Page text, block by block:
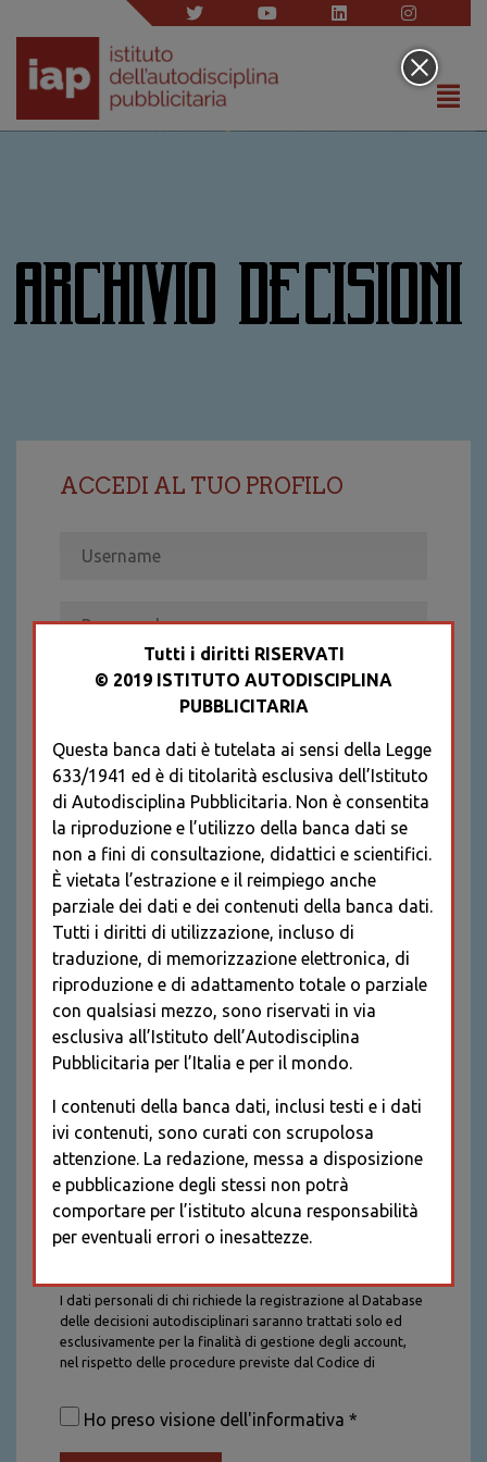
ARCHIVIO DECISIONI
ACCEDI AL TUO PROFILO
Recupera password
REGISTRATI
* I CAMPI CONTRASSEGNATI SONO
OBBLIGATORI
I dati personali di chi richiede la registrazione al Database
delle decisioni autodisciplinari saranno trattati solo ed
esclusivamente per la finalità di gestione degli account,
nel rispetto delle procedure previste dal Codice di
saranno trattati con tutte le cautele richieste dalla legge e
saranno conservati per la durata stabilita caso per caso
Ho preso visione dell'informativa *
Tutti i diritti RISERVATI
© 2019 ISTITUTO AUTODISCIPLINA
PUBBLICITARIA
Questa banca dati è tutelata ai sensi della Legge
633/1941 ed è di titolarità esclusiva dell’Istituto
di Autodisciplina Pubblicitaria. Non è consentita
la riproduzione e l’utilizzo della banca dati se
non a fini di consultazione, didattici e scientifici.
È vietata l’estrazione e il reimpiego anche
parziale dei dati e dei contenuti della banca dati.
Tutti i diritti di utilizzazione, incluso di
traduzione, di memorizzazione elettronica, di
riproduzione e di adattamento totale o parziale
con qualsiasi mezzo, sono riservati in via
esclusiva all’Istituto dell’Autodisciplina
Pubblicitaria per l’Italia e per il mondo.
I contenuti della banca dati, inclusi testi e i dati
ivi contenuti, sono curati con scrupolosa
attenzione. La redazione, messa a disposizione
e pubblicazione degli stessi non potrà
comportare per l’istituto alcuna responsabilità
per eventuali errori o inesattezze.